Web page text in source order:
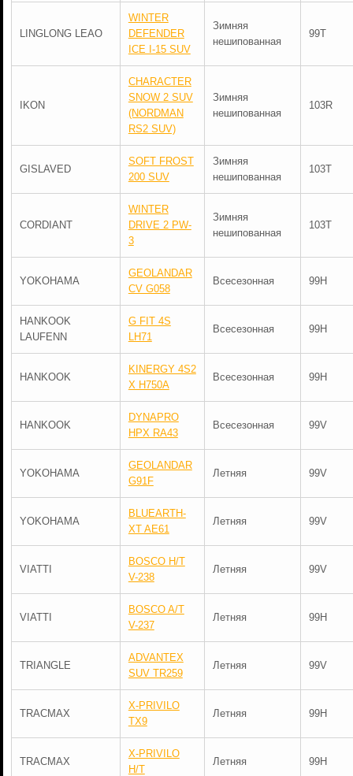
LINGLONG LEAO
WINTER
DEFENDER
ICE I-15 SUV
Зимняя
нешипованная
99T
IKON
CHARACTER
SNOW 2 SUV
(NORDMAN
RS2 SUV)
Зимняя
нешипованная
103R
GISLAVED
SOFT FROST
200 SUV
Зимняя
нешипованная
103T
CORDIANT
WINTER
DRIVE 2 PW-
3
Зимняя
нешипованная
103T
YOKOHAMA
GEOLANDAR
CV G058
Всесезонная 99H
HANKOOK
LAUFENN
G FIT 4S
LH71
Всесезонная 99H
HANKOOK
KINERGY 4S2
X H750A
Всесезонная 99H
HANKOOK
DYNAPRO
HPX RA43
Всесезонная 99V
YOKOHAMA
GEOLANDAR
G91F
Летняя 99V
YOKOHAMA
BLUEARTH-
XT AE61
Летняя 99V
VIATTI
BOSCO H/T
V-238
Летняя 99V
VIATTI
BOSCO A/T
V-237
Летняя 99H
TRIANGLE
ADVANTEX
SUV TR259
Летняя 99V
TRACMAX
X-PRIVILO
TX9
Летняя 99H
TRACMAX
X-PRIVILO
H/T
Летняя 99H